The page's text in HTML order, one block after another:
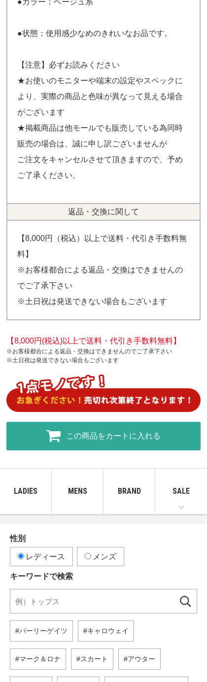
●状態：使用感少なめのきれいなお品です。
【注意】必ずお読みください
★お使いのモニターや端末の設定やスペックに
より、実際の商品と色味が異なって見える場合
がございます
★掲載商品は他モールでも販売している為同時
販売の場合は、誠に申し訳ございませんが
ご注文をキャンセルさせて頂きますので、予め
ご了承ください。
返品・交換に関して
【8,000円（税込）以上で送料・代引き手数料無
料】
※お客様都合による返品・交換はできませんの
でご了承下さい
※土日祝は発送できない場合もございます
【8,000円(税込)以上で送料・代引き手数料無料】
※お客様都合による返品・交換はできませんのでご了承下さい
※土日祝は発送できない場合もございます
この商品をカートに入れる
LADIES MENS BRAND SALE
性別
レディース メンズ
キーワードで検索
パーリーゲイツ キャロウェイ
マーク＆ロナ スカート アウター